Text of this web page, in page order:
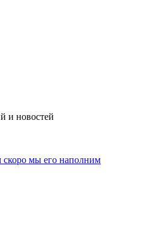
и новостей
скоро мы его наполним